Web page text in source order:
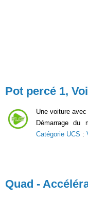
Pot percé 1,
Une voiture
Démarrage du
Catégorie UCS :
Quad -